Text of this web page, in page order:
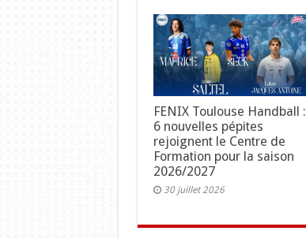
FENIX Toulouse Handball :
6 nouvelles pépites
rejoignent le Centre de
Formation pour la saison
2026/2027
30 juillet 2026